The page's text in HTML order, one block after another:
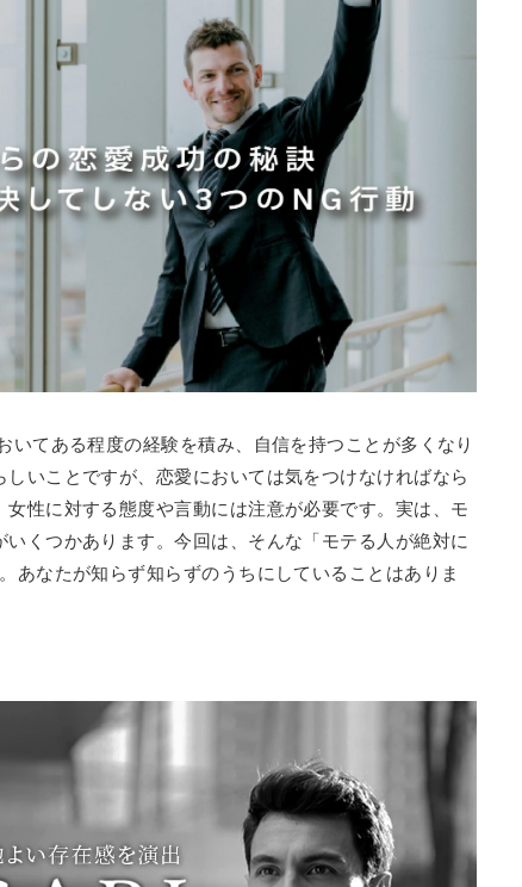
いてある程度の経験を積み、自信を持つことが多くなり
いことですが、恋愛においては気をつけなければなら
性に対する態度や言動には注意が必要です。実は、モ
くつかあります。今回は、そんな「モテる人が絶対に
あなたが知らず知らずのうちにしていることはありま